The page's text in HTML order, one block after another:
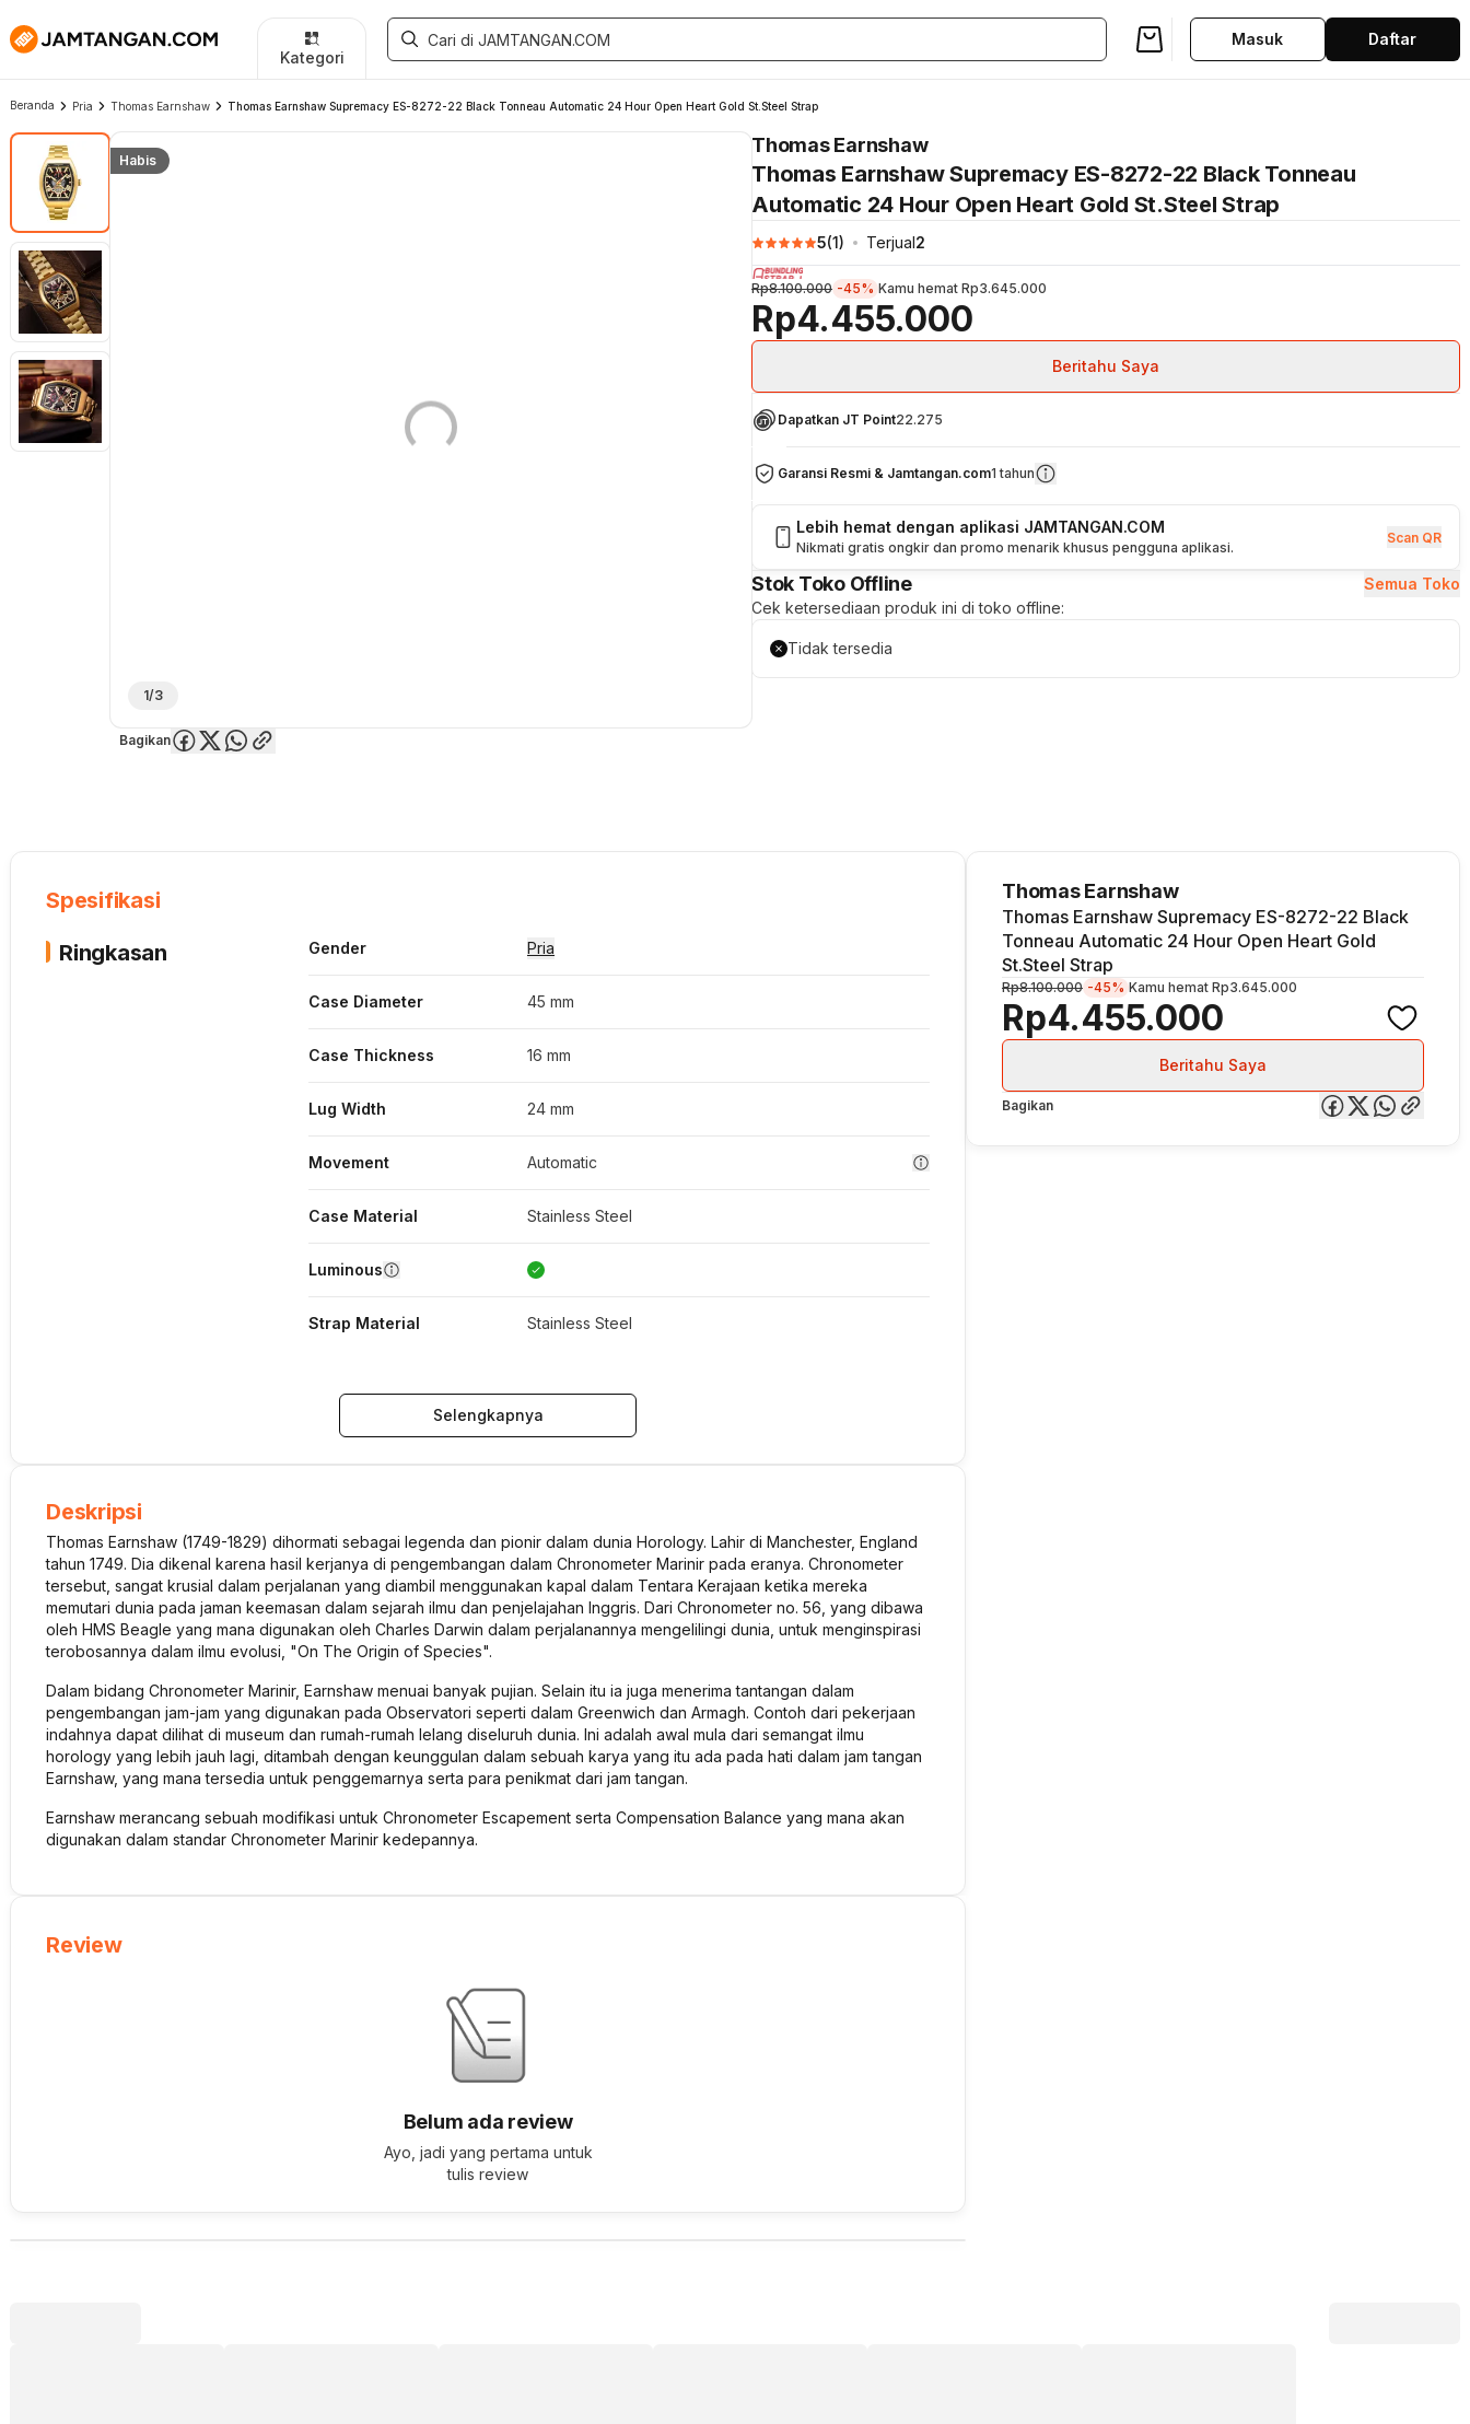
Kategori
Masuk Daftar
Beranda Pria Thomas Earnshaw Thomas Earnshaw Supremacy ES-8272-22 Black Tonneau Automatic 24 Hour Open Heart Gold St.Steel Strap
Habis
1/3
Bagikan
Thomas Earnshaw
Thomas Earnshaw Supremacy ES-8272-22 Black Tonneau
Automatic 24 Hour Open Heart Gold St.Steel Strap
5(1) Terjual2
Rp4.455.000
Rp8.100.000 -45% Kamu hemat Rp3.645.000
Beritahu Saya
Dapatkan JT Point22.275
Garansi Resmi & Jamtangan.com1 tahun
Lebih hemat dengan aplikasi JAMTANGAN.COM
Nikmati gratis ongkir dan promo menarik khusus pengguna aplikasi.
Scan QR
Stok Toko Offline
Semua Toko
Cek ketersediaan produk ini di toko offline:
Tidak tersedia
Spesifikasi
Ringkasan
Gender Pria
Case Diameter 45 mm
Case Thickness 16 mm
Lug Width 24 mm
Movement Automatic
Case Material Stainless Steel
Luminous
Strap Material Stainless Steel
Selengkapnya
Deskripsi
Thomas Earnshaw (1749-1829) dihormati sebagai legenda dan pionir dalam dunia Horology. Lahir di Manchester, England
tahun 1749. Dia dikenal karena hasil kerjanya di pengembangan dalam Chronometer Marinir pada eranya. Chronometer
tersebut, sangat krusial dalam perjalanan yang diambil menggunakan kapal dalam Tentara Kerajaan ketika mereka
memutari dunia pada jaman keemasan dalam sejarah ilmu dan penjelajahan Inggris. Dari Chronometer no. 56, yang dibawa
oleh HMS Beagle yang mana digunakan oleh Charles Darwin dalam perjalanannya mengelilingi dunia, untuk menginspirasi
terobosannya dalam ilmu evolusi, "On The Origin of Species".
Dalam bidang Chronometer Marinir, Earnshaw menuai banyak pujian. Selain itu ia juga menerima tantangan dalam
pengembangan jam-jam yang digunakan pada Observatori seperti dalam Greenwich dan Armagh. Contoh dari pekerjaan
indahnya dapat dilihat di museum dan rumah-rumah lelang diseluruh dunia. Ini adalah awal mula dari semangat ilmu
horology yang lebih jauh lagi, ditambah dengan keunggulan dalam sebuah karya yang itu ada pada hati dalam jam tangan
Earnshaw, yang mana tersedia untuk penggemarnya serta para penikmat dari jam tangan.
Earnshaw merancang sebuah modifikasi untuk Chronometer Escapement serta Compensation Balance yang mana akan
digunakan dalam standar Chronometer Marinir kedepannya.
Review
Belum ada review
Ayo, jadi yang pertama untuk
tulis review
Thomas Earnshaw
Thomas Earnshaw Supremacy ES-8272-22 Black
Tonneau Automatic 24 Hour Open Heart Gold
St.Steel Strap
Rp4.455.000
Rp8.100.000 -45% Kamu hemat Rp3.645.000
Beritahu Saya
Bagikan